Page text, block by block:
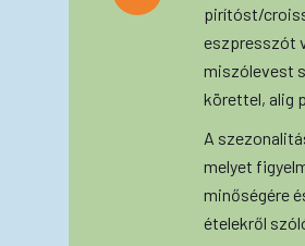
pirítóst/
eszpresszót
miszólevest
körettel, alig
A
melyet
minőségére
ételekről